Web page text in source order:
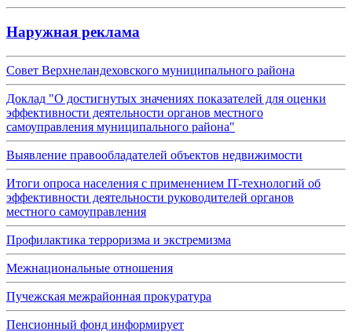
Наружная реклама
Совет Верхнеландеховского муниципального района
Доклад "О достигнутых значениях показателей для оценки
эффективности деятельности органов местного
самоуправления муниципального района"
Выявление правообладателей объектов недвижимости
Итоги опроса населения с применением IT-технологий об
эффективности деятельности руководителей органов
местного самоуправления
Профилактика терроризма и экстремизма
Межнациональные отношения
Пучежская межрайонная прокуратура
Пенсионный фонд информирует